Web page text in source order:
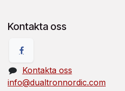
Kontakta oss
Kontakta oss
info@dualtronnordic.com